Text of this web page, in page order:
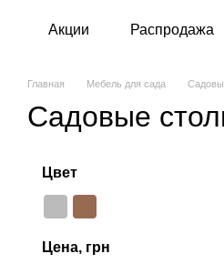
Акции Распродажа
Главная Мебель для сада
Садовые
Цвет
Цена, грн